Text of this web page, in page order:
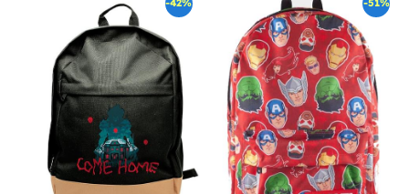
-42% -51%